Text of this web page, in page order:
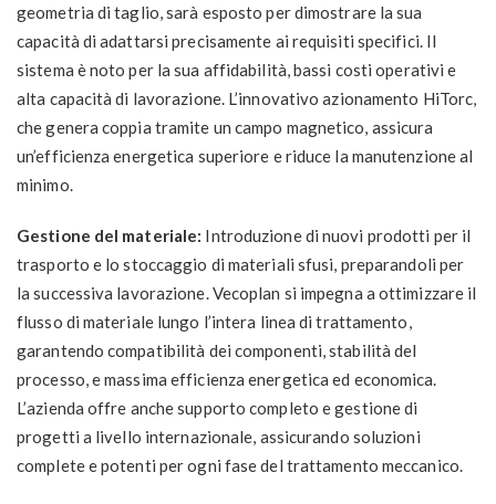
geometria di taglio, sarà esposto per dimostrare la sua
capacità di adattarsi precisamente ai requisiti specifici. Il
sistema è noto per la sua affidabilità, bassi costi operativi e
alta capacità di lavorazione. L’innovativo azionamento HiTorc,
che genera coppia tramite un campo magnetico, assicura
un’efficienza energetica superiore e riduce la manutenzione al
minimo.
Gestione del materiale: Introduzione di nuovi prodotti per il
trasporto e lo stoccaggio di materiali sfusi, preparandoli per
la successiva lavorazione. Vecoplan si impegna a ottimizzare il
flusso di materiale lungo l’intera linea di trattamento,
garantendo compatibilità dei componenti, stabilità del
processo, e massima efficienza energetica ed economica.
L’azienda offre anche supporto completo e gestione di
progetti a livello internazionale, assicurando soluzioni
complete e potenti per ogni fase del trattamento meccanico.